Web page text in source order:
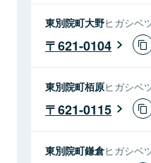
東別院町大野ヒガシベ
621-0104
東別院町栢原ヒガシベ
621-0115
東別院町鎌倉ヒガシベ